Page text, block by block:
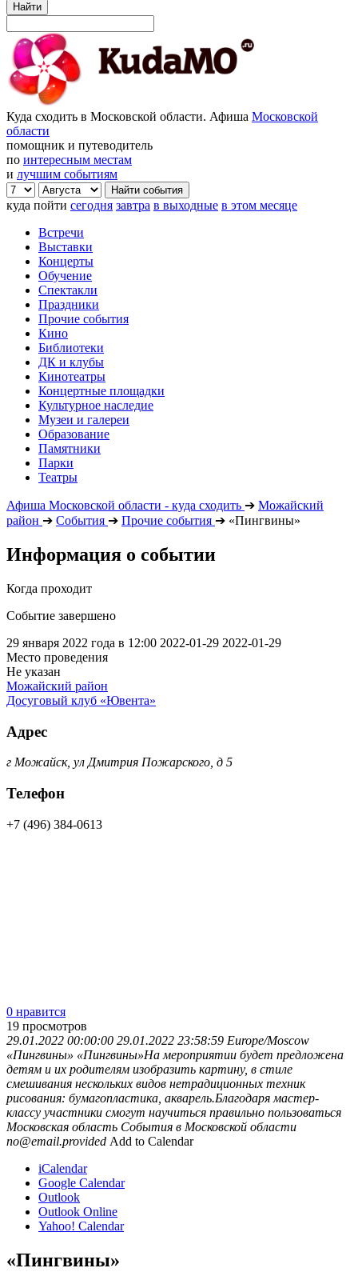
Найти
Куда сходить в Московской области. Афиша Московской
области
помощник и путеводитель
по интересным местам
и лучшим событиям
куда пойти сегодня завтра в выходные в этом месяце
Встречи
Выставки
Концерты
Обучение
Спектакли
Праздники
Прочие события
Кино
Библиотеки
ДК и клубы
Кинотеатры
Концертные площадки
Культурное наследие
Музеи и галереи
Образование
Памятники
Парки
Театры
Афиша Московской области - куда сходить ➔ Можайский
район ➔ События ➔ Прочие события ➔ «Пингвины»
Информация о событии
Когда проходит
Событие завершено
29 января 2022 года в 12:00 2022-01-29 2022-01-29
Место проведения
Не указан
Можайский район
Досуговый клуб «Ювента»
Адрес
г Можайск, ул Дмитрия Пожарского, д 5
Телефон
+7 (496) 384-0613
0 нравится
19 просмотров
29.01.2022 00:00:00 29.01.2022 23:58:59 Europe/Moscow
«Пингвины» «Пингвины»На мероприятии будет предложена
детям и их родителям изобразить картину, в стиле
смешивания нескольких видов нетрадиционных техник
рисования: бумагопластика, акварель.Благодаря мастер-
классу участники смогут научиться правильно пользоваться
Московская область События в Московской области
no@email.provided Add to Calendar
iCalendar
Google Calendar
Outlook
Outlook Online
Yahoo! Calendar
«Пингвины»